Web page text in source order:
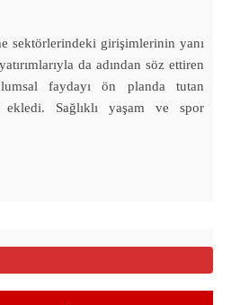
sektörlerindeki girişimlerinin yanı
da adından söz ettiren
faydayı ön planda tutan
Sağlıklı yaşam ve spor